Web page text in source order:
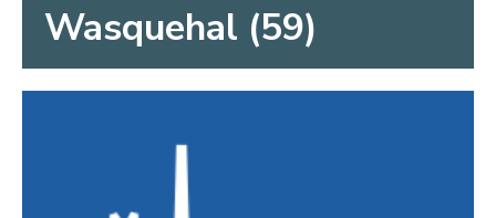
Wasquehal (59)